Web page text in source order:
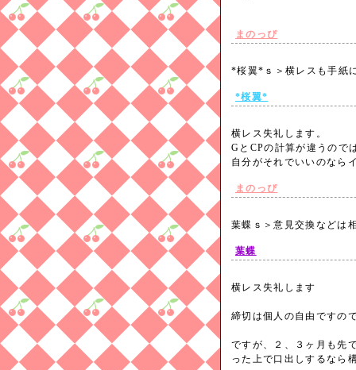
まのっぴ
*桜翼*ｓ＞横レスも手
*桜翼*
横レス失礼します。
GとCPの計算が違うので
自分がそれでいいのな
まのっぴ
葉蝶ｓ＞意見交換など
葉蝶
横レス失礼します
締切は個人の自由ですの
ですが、２、３ヶ月も先
った上で口出しするなら